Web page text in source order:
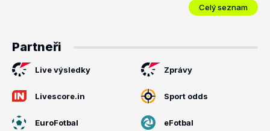
Celý seznam
Partneři
Live výsledky Zprávy
Livescore.in Sport odds
EuroFotbal eFotbal